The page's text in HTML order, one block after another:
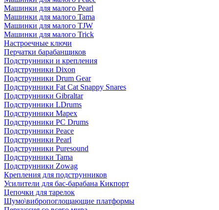
Машинки для малого Pearl
Машинки для малого Tama
Машинки для малого TJW
Машинки для малого Trick
Настроечные ключи
Перчатки барабанщиков
Подструнники и крепления
Подструнники Dixon
Подструнники Drum Gear
Подструнники Fat Cat Snappy Snares
Подструнники Gibraltar
Подструнники LDrums
Подструнники Mapex
Подструнники PC Drums
Подструнники Peace
Подструнники Pearl
Подструнники Puresound
Подструнники Tama
Подструнники Zowag
Крепления для подструнников
Усилители для бас-барабана Кикпорт
Цепочки для тарелок
Шумо\вибропоглощающие платформы